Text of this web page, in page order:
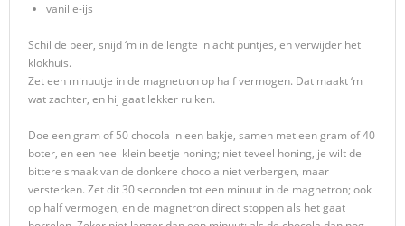
vanille-ijs
Schil de peer, snijd ‘m in de lengte in acht puntjes, en verwijder het
klokhuis.
Zet een minuutje in de magnetron op half vermogen. Dat maakt ‘m
wat zachter, en hij gaat lekker ruiken.
Doe een gram of 50 chocola in een bakje, samen met een gram of 40
boter, en een heel klein beetje honing; niet teveel honing, je wilt de
bittere smaak van de donkere chocola niet verbergen, maar
versterken. Zet dit 30 seconden tot een minuut in de magnetron; ook
op half vermogen, en de magnetron direct stoppen als het gaat